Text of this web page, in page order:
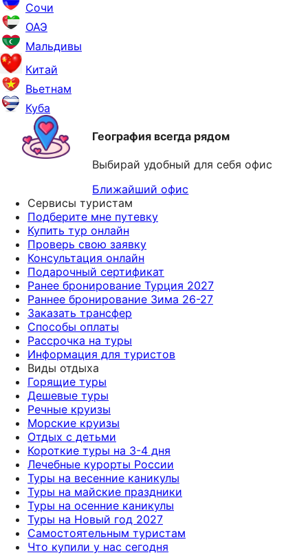
Сочи
ОАЭ
Мальдивы
Китай
Вьетнам
Куба
География всегда рядом
Выбирай удобный для себя офис
Ближайший офис
Сервисы туристам
Подберите мне путевку
Купить тур онлайн
Проверь свою заявку
Консультация онлайн
Подарочный сертификат
Ранее бронирование Турция 2027
Раннее бронирование Зима 26-27
Заказать трансфер
Способы оплаты
Рассрочка на туры
Информация для туристов
Виды отдыха
Горящие туры
Дешевые туры
Речные круизы
Морские круизы
Отдых с детьми
Короткие туры на 3-4 дня
Лечебные курорты России
Туры на весенние каникулы
Туры на майские праздники
Туры на осенние каникулы
Туры на Новый год 2027
Самостоятельным туристам
Что купили у нас сегодня